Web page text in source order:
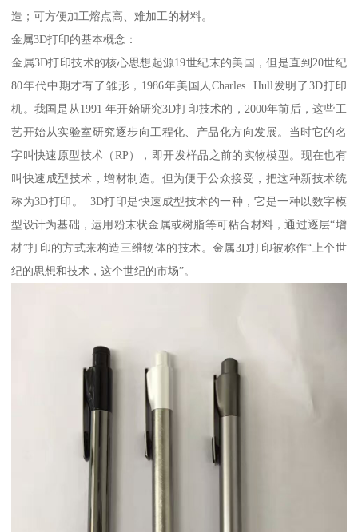
造；可方便加工熔点高、难加工的材料。
金属3D打印的基本概念：
金属3D打印技术的核心思想起源19世纪末的美国，但是直到20世纪
80年代中期才有了雏形，1986年美国人Charles Hull发明了3D打印
机。我国是从1991 年开始研究3D打印技术的，2000年前后，这些工
艺开始从实验室研究逐步向工程化、产品化方向发展。当时它的名
字叫快速原型技术（RP），即开发样品之前的实物模型。现在也有
叫快速成型技术，增材制造。但为便于公众接受，把这种新技术统
称为3D打印。 3D打印是快速成型技术的一种，它是一种以数字模
型设计为基础，运用粉末状金属或树脂等可粘合材料，通过逐层“增
材”打印的方式来构造三维物体的技术。金属3D打印被称作“上个世
纪的思想和技术，这个世纪的市场”。